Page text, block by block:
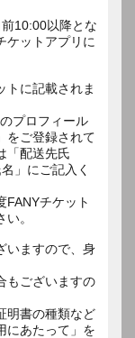
10:00以降とな
ケットアプリに
トに記載されま
プロフィール
をご登録されて
「配送先氏
」にご記入く
FANYチケット
い。
いますので、身
もございますの
明書の種類など
にあたって」を